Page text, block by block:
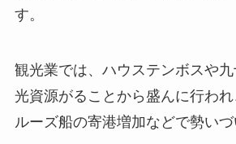
す。
観光業では、ハウステンボスや
光資源がることから盛んに行わ
ルーズ船の寄港増加などで勢いづ